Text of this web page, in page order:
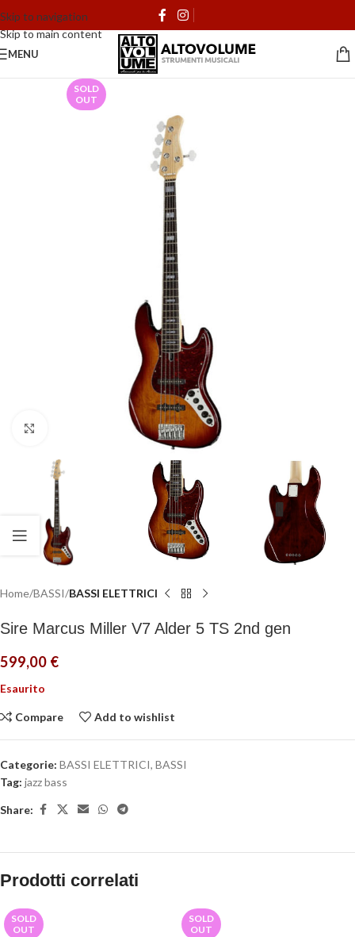
Skip to navigation
Skip to main content
MENU
SOLD
OUT
Home BASSI BASSI ELETTRICI
Sire Marcus Miller V7 Alder 5 TS 2nd gen
599,00 €
Esaurito
Compare Add to wishlist
Categorie: BASSI ELETTRICI, BASSI
Tag: jazz bass
Share:
Prodotti correlati
SOLD
OUT
SOLD
OUT